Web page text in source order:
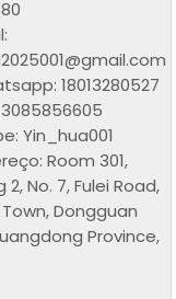
18013280527
Yin_hua001
Room 301,
2, No. 7, Fulei Road,
Dongguan
Province,